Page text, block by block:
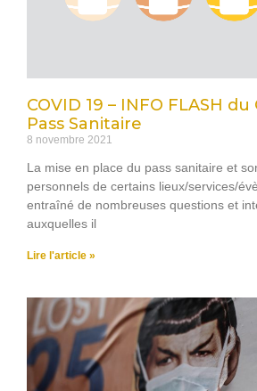
COVID 19 – INFO FLASH du
Pass Sanitaire
8 novembre 2021
La mise en place du pass sanitaire et
personnels de certains lieux/services/
entraîné de nombreuses questions et
auxquelles il
Lire l'article »